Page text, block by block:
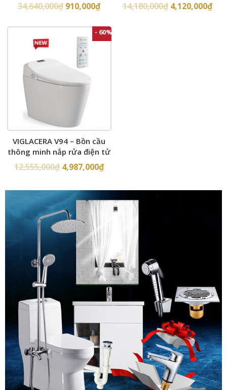
34,640,000₫ 910,000₫ 14,180,000₫ 4,120,000₫
- 60%
VIGLACERA V94 – Bồn cầu
thông minh nắp rửa điện tử
12,555,000₫ 4,987,000₫